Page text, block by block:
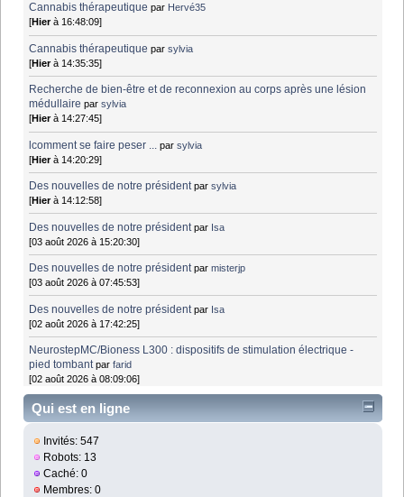
Cannabis thérapeutique par Hervé35
[Hierà 16:48:09]
Cannabis thérapeutique parsylvia
[Hierà 14:35:35]
Recherche de bien-être et de reconnexion au corps après une lésion
médullaire parsylvia
[Hierà 14:27:45]
lcomment se faire peser ... parsylvia
[Hierà 14:20:29]
Des nouvelles de notre président parsylvia
[Hierà 14:12:58]
Des nouvelles de notre président par Isa
[03 août 2026 à 15:20:30]
Des nouvelles de notre président parmisterjp
[03 août 2026 à 07:45:53]
Des nouvelles de notre président par Isa
[02 août 2026 à 17:42:25]
NeurostepMC/Bioness L300 : dispositifs de stimulation électrique -
pied tombant parfarid
[02 août 2026 à 08:09:06]
Qui est en ligne
Invités: 547
Robots: 13
Caché: 0
Membres: 0